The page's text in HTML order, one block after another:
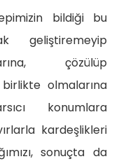
bildiği bu
geliştiremeyip
çözülüp
olmalarına
konumlara
kardeşlikleri
sonuçta da